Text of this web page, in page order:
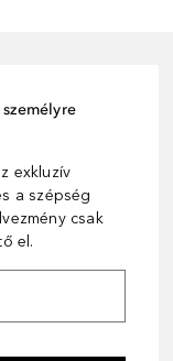
exkluzív
a szépség
csak
el.